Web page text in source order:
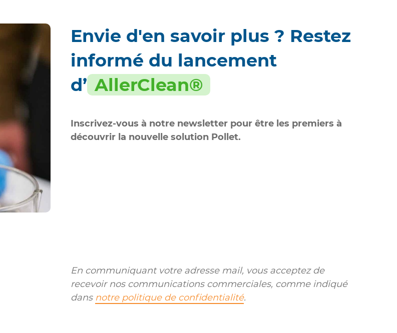
Envie d'en savoir plus ? Restez
informé du lancement
d’ AllerClean®
Inscrivez-vous à notre newsletter pour être les premiers à
découvrir la nouvelle solution Pollet.
En communiquant votre adresse mail, vous acceptez de
recevoir nos communications commerciales, comme indiqué
dans notre politique de confidentialité.